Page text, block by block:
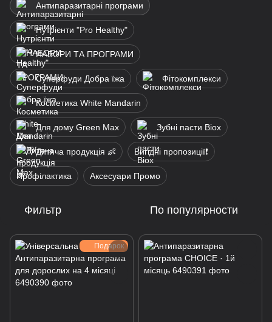
Антипаразитарні програми
Нутрієнти "Pro Healthy"
НАБОРИ ТА ПРОГРАМИ
Суперфуди Добра їжа Фітокомплекси
Косметика White Mandarin
Для дому Green Max Зубні пасти Biox
Дитяча продукція 👶 Вигідні пропозиції❗
Профілактика Аксесуари Промо
Фильтр По популярности
Подарок